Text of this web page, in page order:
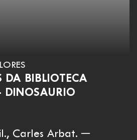
DA BIBLIOTECA
DINOSAURIO
Carles Arbat. ─